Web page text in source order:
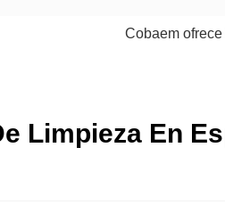
Cobaem ofrece
Limpieza En